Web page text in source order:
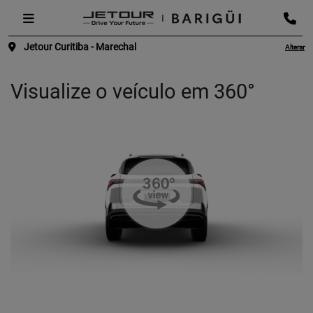
Jetour Curitiba - Marechal Alterar
Visualize o veículo em 360°